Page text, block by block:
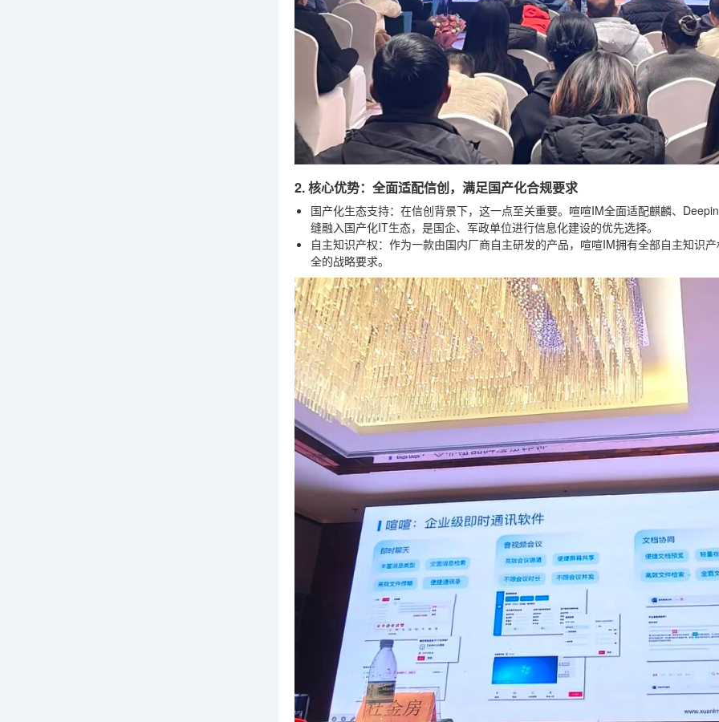
2. 核心优势：全面适配信创，满足国产化合规要求
国产化生态支持：在信创背景下，这一点至关重要。喧喧IM全面适配麒麟、
缝融入国产化IT生态，是国企、军政单位进行信息化建设的优先选择。
自主知识产权：作为一款由国内厂商自主研发的产品，喧喧IM拥有全部自主知识
全的战略要求。